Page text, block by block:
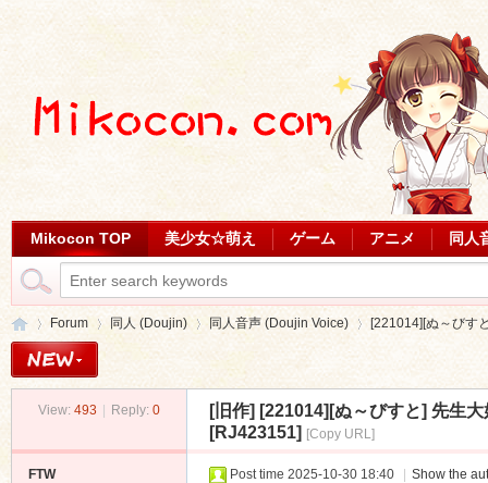
Mikocon TOP 美少女☆萌え ゲーム アニメ 同人
Forum
›
同人 (Doujin) 同人音声 (Doujin Voice)
›
[221014][ぬ～びす
View: 493 Reply: 0 [旧作] [221014][ぬ～びすと] 先生
[RJ423151] [Copy URL]
FTW Post time 2025-10-30 18:40 Show the